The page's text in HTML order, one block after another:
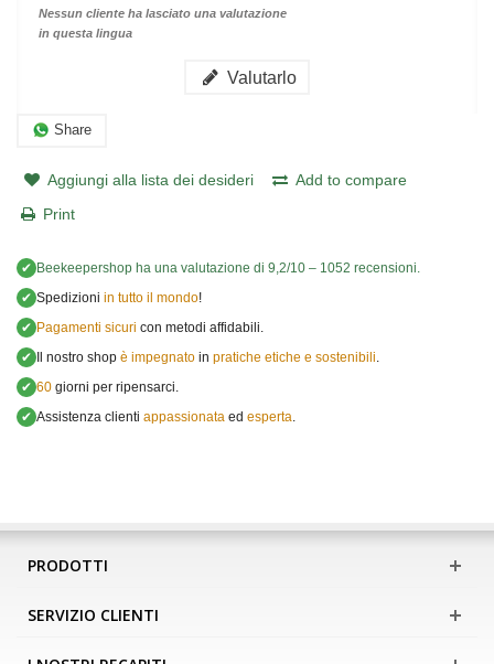
Nessun cliente ha lasciato una valutazione
in questa lingua
Valutarlo
Share
Aggiungi alla lista dei desideri
Add to compare
Print
✔ Beekeepershop ha una valutazione di 9,2/10 – 1052 recensioni.
✔ Spedizioni in tutto il mondo!
✔ Pagamenti sicuri con metodi affidabili.
✔ Il nostro shop è impegnato in pratiche etiche e sostenibili
✔ 60 giorni per ripensarci.
✔ Assistenza clienti appassionata ed esperta
PRODOTTI
SERVIZIO CLIENTI